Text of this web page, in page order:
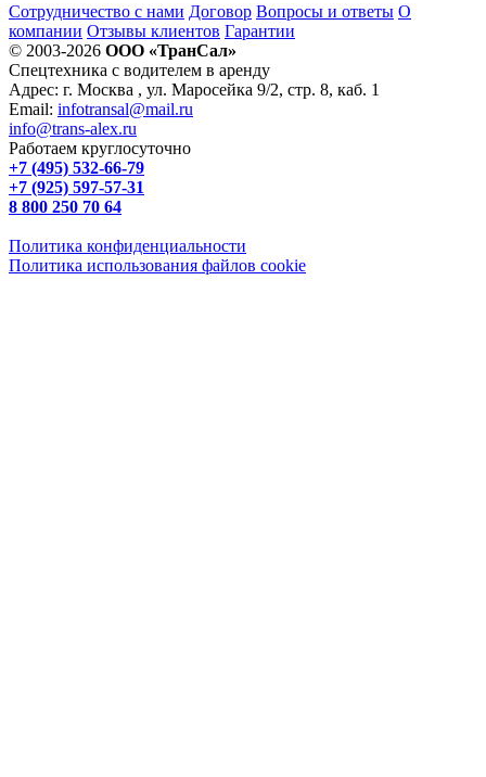
Сотрудничество с нами Договор Вопросы и ответы О
компании Отзывы клиентов Гарантии
© 2003-2026 ООО «ТранСал»
Спецтехника с водителем в аренду
Адрес: г. Москва , ул. Маросейка 9/2, стр. 8, каб. 1
Email: infotransal@mail.ru
info@trans-alex.ru
Работаем круглосуточно
+7 (495) 532-66-79
+7 (925) 597-57-31
8 800 250 70 64
Политика конфиденциальности
Политика использования файлов cookie